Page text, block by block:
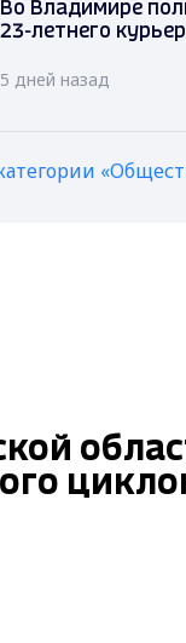
Во Владимире
5 дней назад